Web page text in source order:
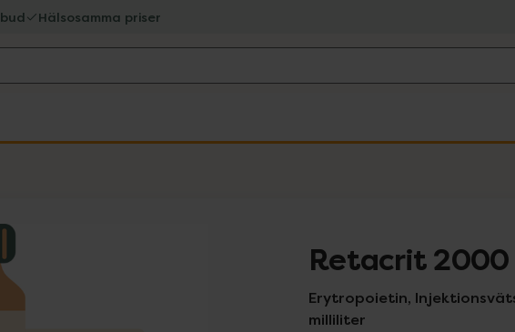
Hälsosamma priser
Retacrit 2000
Erytropoietin,
milliliter